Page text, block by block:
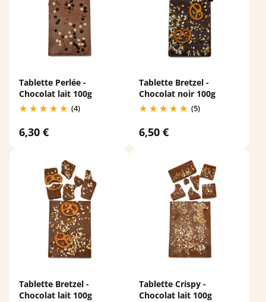
Tablette Perlée -
Chocolat lait 100g
(4)
6,30 €
Tablette Bretzel -
Chocolat noir 100g
(5)
6,50 €
Tablette Bretzel -
Chocolat lait 100g
Tablette Crispy -
Chocolat lait 100g